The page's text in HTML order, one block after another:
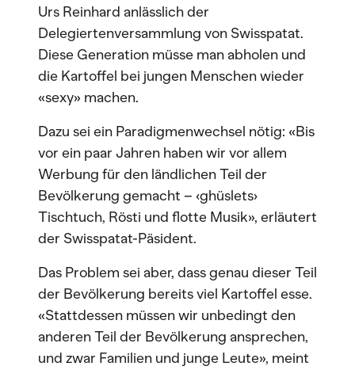
Urs Reinhard anlässlich der
Delegiertenversammlung von Swisspatat.
Diese Generation müsse man abholen und
die Kartoffel bei jungen Menschen wieder
«sexy» machen.
Dazu sei ein Paradigmenwechsel nötig: «Bis
vor ein paar Jahren haben wir vor allem
Werbung für den ländlichen Teil der
Bevölkerung gemacht – ‹ghüslets›
Tischtuch, Rösti und flotte Musik», erläutert
der Swisspatat-Päsident.
Das Problem sei aber, dass genau dieser Teil
der Bevölkerung bereits viel Kartoffel esse.
«Stattdessen müssen wir unbedingt den
anderen Teil der Bevölkerung ansprechen,
und zwar Familien und junge Leute», meint